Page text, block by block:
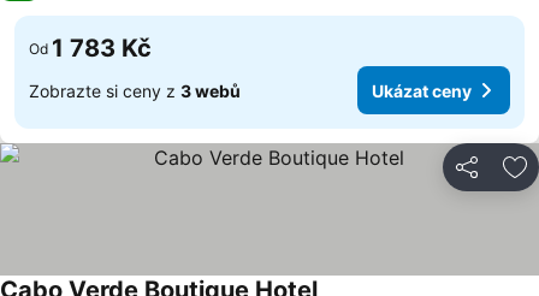
Od 1 783 Kč
Zobrazte si ceny z 3 webů Ukázat ceny
Sdílet
Cabo Verde Boutique Hotel